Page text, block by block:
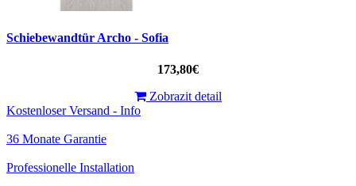
Schiebewandtür Archo - Sofia
173,80€
Zobrazit detail
Kostenloser Versand - Info
36 Monate Garantie
Professionelle Installation